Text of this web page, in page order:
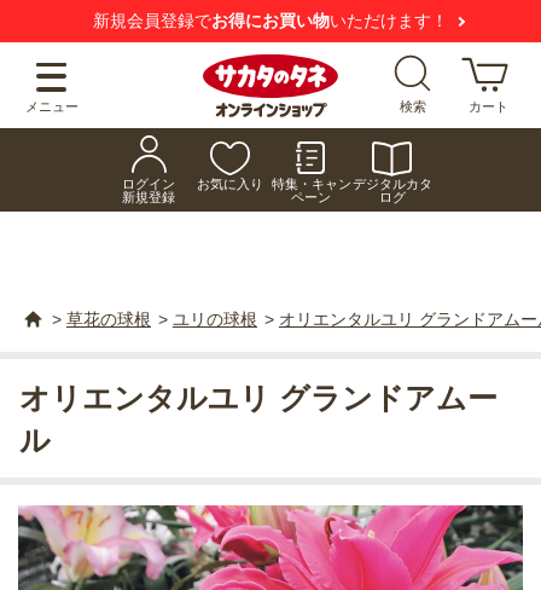
新規会員登録でお得にお買い物いただけます！
メニュー 検索 カート
ログイン
新規登録
お気に入り
特集・キャン
ペーン
デジタルカタ
ログ
> 草花の球根 > ユリの球根 > オリエンタルユリ グランドアムー
オリエンタルユリ グランドアムー
ル